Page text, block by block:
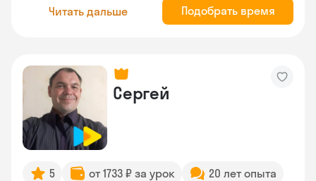
Читать дальше Подобрать время
Сергей
5 от 1733 ₽ за урок
20 лет опыта